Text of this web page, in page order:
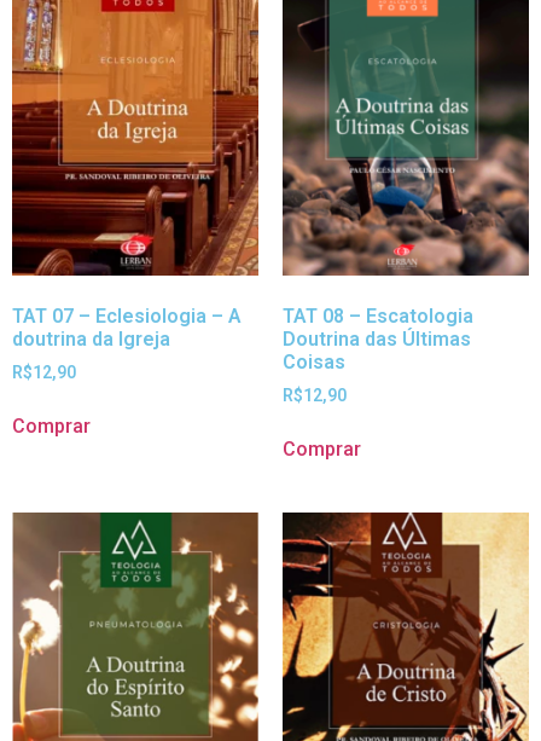
TAT 07 – Eclesiologia – A
doutrina da Igreja
R$12,90
Comprar
TAT 08 – Escatologia
Doutrina das Últimas
Coisas
R$12,90
Comprar